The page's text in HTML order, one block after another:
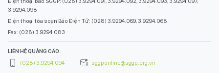
3.9294.098
Điện thoại tòa soạn Báo Điện Tử: (028) 3.9294.069, 3.9294.068
Fax: (028) 3.9294.083
LIÊN HỆ QUẢNG CÁO :
(028) 3.9294.094
sggponline@sggp.org.vn